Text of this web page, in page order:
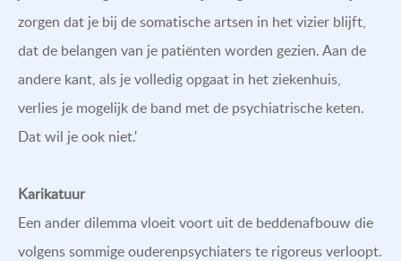
zorgen dat je bij de somatische artsen in het vizier blijft,
dat de belangen van je patiënten worden gezien. Aan de
andere kant, als je volledig opgaat in het ziekenhuis,
verlies je mogelijk de band met de psychiatrische keten.
Dat wil je ook niet.'
Karikatuur
Een ander dilemma vloeit voort uit de beddenafbouw die
volgens sommige ouderenpsychiaters te rigoreus verloopt.